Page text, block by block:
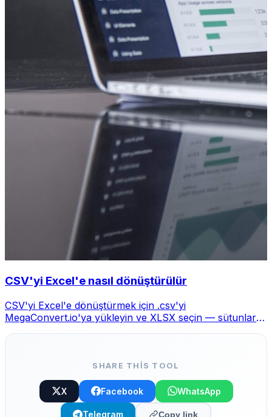
CSV'yi Excel'e nasıl dönüştürülür
CSV'yi Excel'e dönüştürmek için .csv'yi
MegaConvert.io'ya yükleyin ve XLSX seçin — sütunlar
SHARE THIS TOOL
X Facebook WhatsApp
Telegram Copy link